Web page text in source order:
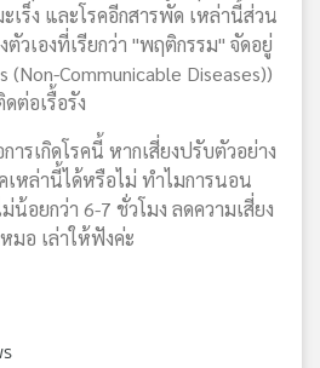
เร็ง และโรคอีกสารพัด เหล่านี้ส่วน
วเองที่เรียกว่า "พฤติกรรม" จัดอยู่
(Non-Communicable Diseases))
ต่อเรื้อรัง
ารเกิดโรคนี้ หากเสี่ยงปรับตัวอย่าง
เหล่านี้ได้หรือไม่ ทำไมการนอน
อยกว่า 6-7 ชั่วโมง ลดความเสี่ยง
มอ เล่าให้ฟังค่ะ